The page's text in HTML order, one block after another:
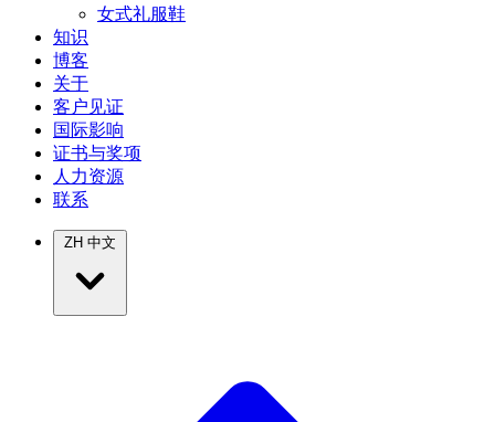
女式礼服鞋
知识
博客
关于
客户见证
国际影响
证书与奖项
人力资源
联系
ZH 中文